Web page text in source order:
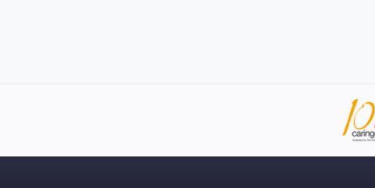
會喝一整天。飲品冷藏温度不夠低，加上夏天環境又濕又